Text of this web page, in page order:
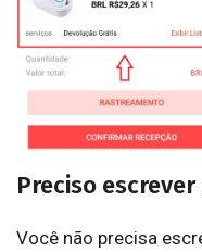
Preciso
Você não precisa